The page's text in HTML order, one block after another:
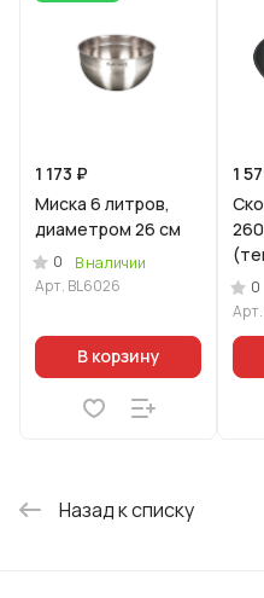
1 173 ₽
Миска 6 литров,
диаметром 26 см
0
В наличии
Арт. BL6026
В корзину
1
0
Арт.
Назад к списку